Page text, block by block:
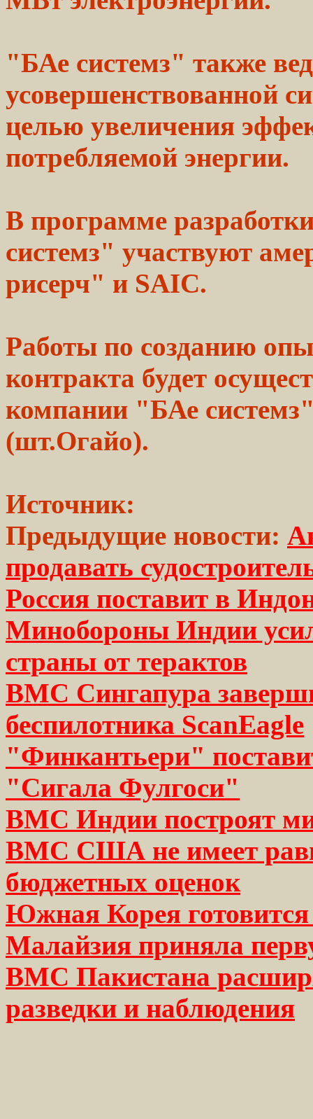
"БАе системз" также
усовершенствованной
целью увеличения
потребляемой энергии.
В программе
системз" участвуют
рисерч" и SAIC.
Работы по созданию
контракта будет
компании "БАе
(шт.Огайо).
Источник:
Предыдущие новости:
продавать
Россия поставит в
Минобороны Индии
страны от терактов
ВМС Сингапура
беспилотника ScanEagle
"Финкантьери"
"Сигала Фулгоси"
ВМС Индии построят
ВМС США не имеет
бюджетных оценок
Южная Корея готовится
Малайзия приняла
ВМС Пакистана
разведки и наблюдения